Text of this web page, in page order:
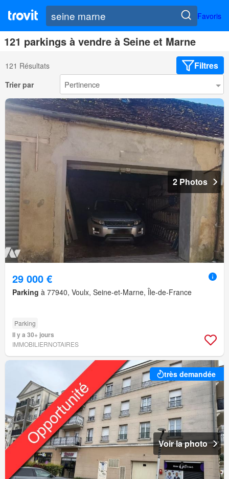
Favoris
121 parkings à vendre à Seine et Marne
121 Résultats Filtres
Trier par
2 Photos
29 000 €
Parking à 77940, Voulx, Seine-et-Marne, Île-de-France
Parking
Il y a 30+ jours
IMMOBILIERNOTAIRES
très demandée
Voir la photo